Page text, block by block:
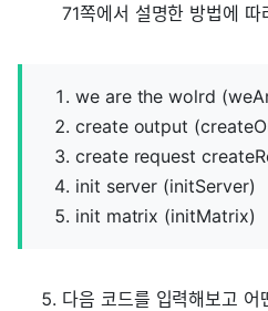
71쪽에서 설명한 방법에
we are the wolrd
create output
create request
init server (initServer)
init matrix (initMatrix)
다음 코드를 입력해보고 어